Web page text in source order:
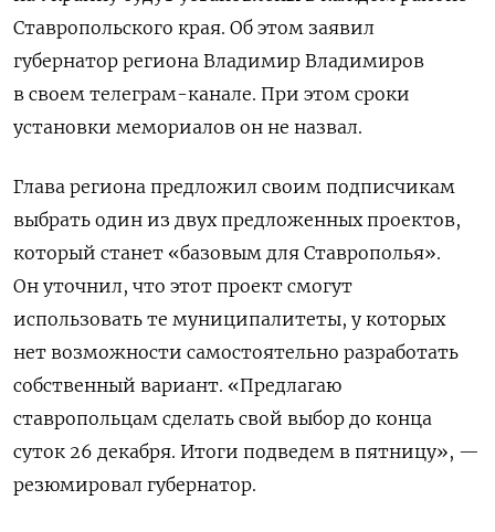
Ставропольского края. Об этом заявил
губернатор региона Владимир Владимиров
в своем телеграм-канале. При этом сроки
установки мемориалов он не назвал.
Глава региона предложил своим подписчикам
выбрать один из двух предложенных проектов,
который станет «базовым для Ставрополья».
Он уточнил, что этот проект смогут
использовать те муниципалитеты, у которых
нет возможности самостоятельно разработать
собственный вариант. «Предлагаю
ставропольцам сделать свой выбор до конца
суток 26 декабря. Итоги подведем в пятницу», —
резюмировал губернатор.